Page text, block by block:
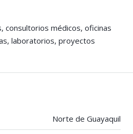
consultorios médicos, oficinas
laboratorios, proyectos
Norte de Guayaquil